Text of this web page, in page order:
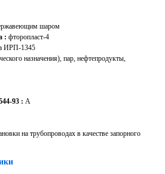
шаром
: фторопласт-4
ИРП-1345
назначения), пар, нефтепродукты,
93 : А
на трубопроводах в качестве запорного